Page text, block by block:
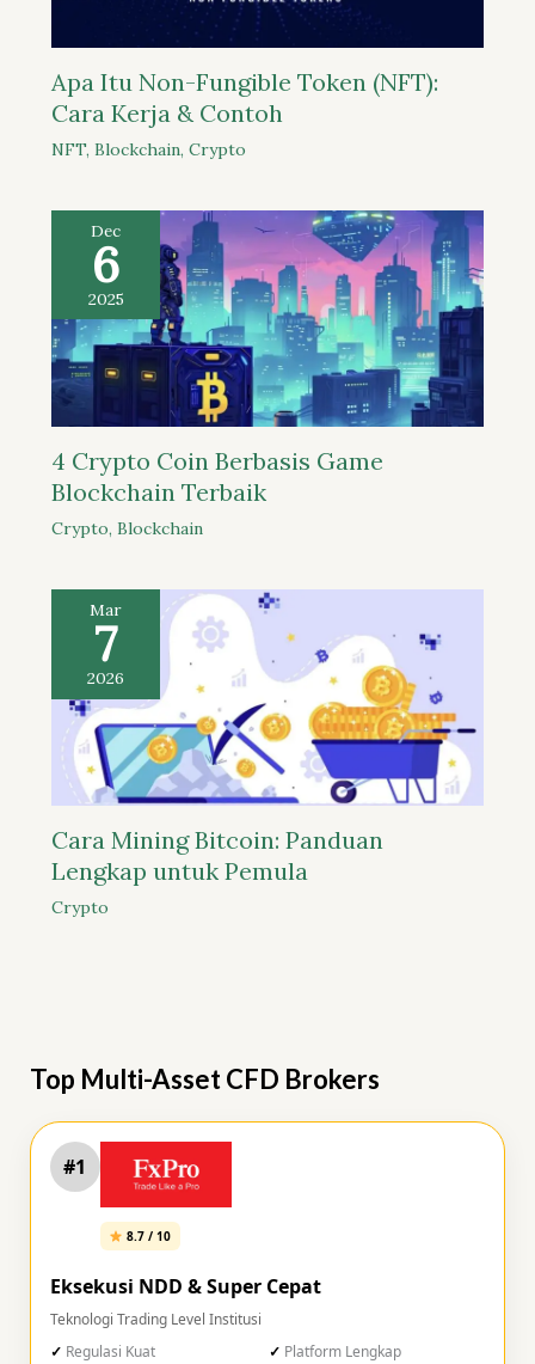
Apa Itu Non-Fungible Token (NFT):
Cara Kerja & Contoh
NFT, Blockchain, Crypto
Dec
6
2025
4 Crypto Coin Berbasis Game
Blockchain Terbaik
Crypto, Blockchain
Mar
7
2026
Cara Mining Bitcoin: Panduan
Lengkap untuk Pemula
Crypto
Top Multi-Asset CFD Brokers
#1
8.7 / 10
Eksekusi NDD & Super Cepat
Teknologi Trading Level Institusi
Regulasi Kuat
Platform Lengkap